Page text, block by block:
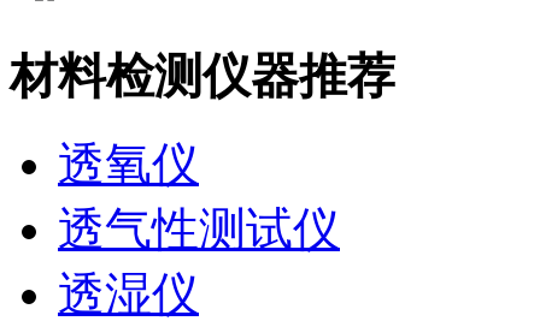
材料检测仪器推荐
透氧仪
透气性测试仪
透湿仪